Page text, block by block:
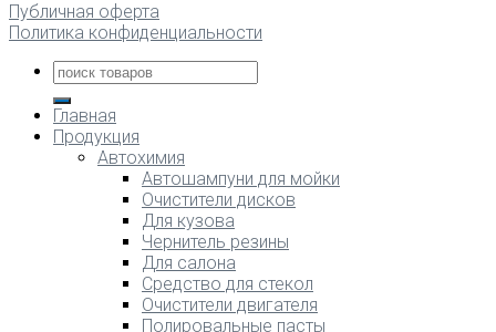
Публичная оферта
Политика конфиденциальности
Главная
Продукция
Автохимия
Автошампуни для мойки
Очистители дисков
Для кузова
Чернитель резины
Для салона
Средство для стекол
Очистители двигателя
Полировальные пасты